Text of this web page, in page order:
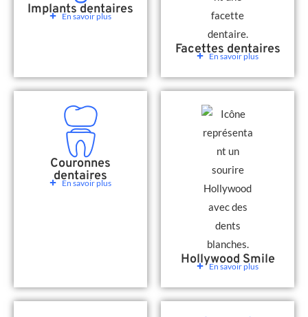
Implants dentaires
En savoir plus
Facettes dentaires
En savoir plus
Couronnes
dentaires
En savoir plus
Hollywood Smile
En savoir plus